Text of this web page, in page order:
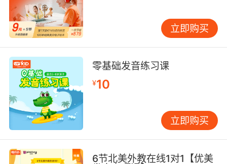
立即购买
零基础发音练习课
¥10
立即购买
6节北美外教在线1对1【优美